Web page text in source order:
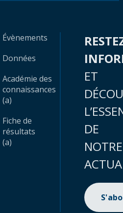
Évènements
Données
Académie des
connaissances
(a)
Fiche de
résultats
(a)
ET
DE
NOTRE